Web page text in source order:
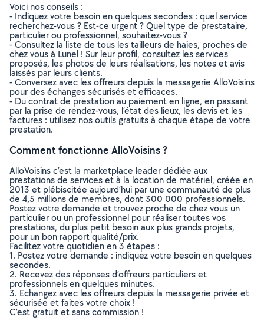
Voici nos conseils :
- Indiquez votre besoin en quelques secondes : quel service
recherchez-vous ? Est-ce urgent ? Quel type de prestataire,
particulier ou professionnel, souhaitez-vous ?
- Consultez la liste de tous les tailleurs de haies, proches de
chez vous à Lunel ! Sur leur profil, consultez les services
proposés, les photos de leurs réalisations, les notes et avis
laissés par leurs clients.
- Conversez avec les offreurs depuis la messagerie AlloVoisins
pour des échanges sécurisés et efficaces.
- Du contrat de prestation au paiement en ligne, en passant
par la prise de rendez-vous, l’état des lieux, les devis et les
factures : utilisez nos outils gratuits à chaque étape de votre
prestation.
Comment fonctionne AlloVoisins ?
AlloVoisins c’est la marketplace leader dédiée aux
prestations de services et à la location de matériel, créée en
2013 et plébiscitée aujourd’hui par une communauté de plus
de 4,5 millions de membres, dont 300 000 professionnels.
Postez votre demande et trouvez proche de chez vous un
particulier ou un professionnel pour réaliser toutes vos
prestations, du plus petit besoin aux plus grands projets,
pour un bon rapport qualité/prix.
Facilitez votre quotidien en 3 étapes :
1. Postez votre demande : indiquez votre besoin en quelques
secondes.
2. Recevez des réponses d’offreurs particuliers et
professionnels en quelques minutes.
3. Echangez avec les offreurs depuis la messagerie privée et
sécurisée et faites votre choix !
C’est gratuit et sans commission !